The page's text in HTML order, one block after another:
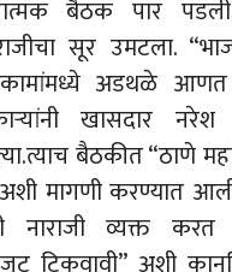
बैठक पार
सूर उमटला.
अडथळे आणत
खासदार
.त्याच बैठकीत “ठाणे
मागणी करण्यात
नाराजी व्यक्त करत